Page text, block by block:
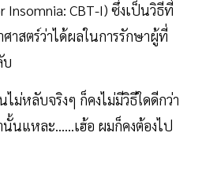
Insomnia: CBT-I) ซึ่งเป็นวิธีที่
าสตร์ว่าได้ผลในการรักษาผู้ที่
ไม่หลับจริงๆ ก็คงไม่มีวิธีใดดีกว่า
นั้นแหละ......เฮ้อ ผมก็คงต้องไป